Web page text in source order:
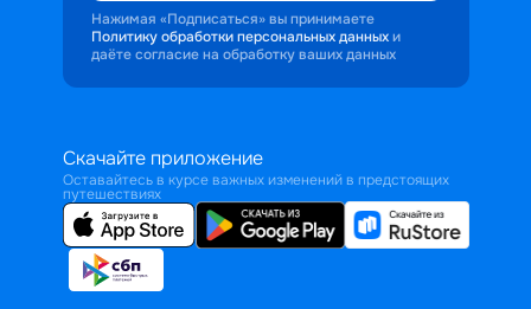
Нажимая «Подписаться» вы принимаете
Политику обработки персональных данных и
даёте согласие на обработку ваших данных
Скачайте приложение
Оставайтесь в курсе важных изменений в предстоящих
путешествиях